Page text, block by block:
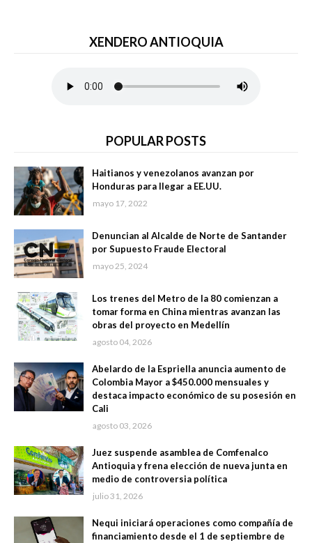
XENDERO ANTIOQUIA
POPULAR POSTS
Haitianos y venezolanos avanzan por
Honduras para llegar a EE.UU.
mayo 17, 2022
Denuncian al Alcalde de Norte de Santander
por Supuesto Fraude Electoral
mayo 25, 2024
Los trenes del Metro de la 80 comienzan a
tomar forma en China mientras avanzan las
obras del proyecto en Medellín
agosto 04, 2026
Abelardo de la Espriella anuncia aumento de
Colombia Mayor a $450.000 mensuales y
destaca impacto económico de su posesión en
Cali
agosto 03, 2026
Juez suspende asamblea de Comfenalco
Antioquia y frena elección de nueva junta en
medio de controversia política
julio 31, 2026
Nequi iniciará operaciones como compañía de
financiamiento desde el 1 de septiembre de